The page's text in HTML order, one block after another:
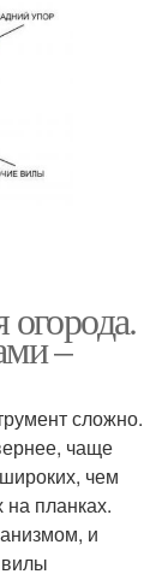
–
сложно.
чаще
чем
планках.
и